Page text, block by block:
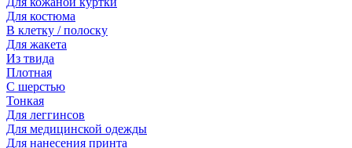
Для костюма
В клетку / полоску
Для жакета
Из твида
Плотная
С шерстью
Тонкая
Для леггинсов
Для медицинской одежды
Для нанесения принта